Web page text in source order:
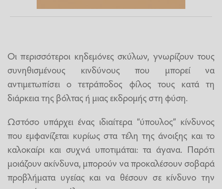
Οι περισσότεροι κηδεμόνες σκύλων, γνωρίζουν τους
συνηθισμένους κινδύνους που μπορεί να
αντιμετωπίσει ο τετράποδος φίλος τους κατά τη
διάρκεια της βόλτας ή μιας εκδρομής στη φύση.
Ωστόσο υπάρχει ένας ιδιαίτερα “ύπουλος” κίνδυνος
που εμφανίζεται κυρίως στα τέλη της άνοιξης και το
καλοκαίρι και συχνά υποτιμάται: τα άγανα. Παρότι
μοιάζουν ακίνδυνα, μπορούν να προκαλέσουν σοβαρά
προβλήματα υγείας και να θέσουν σε κίνδυνο την